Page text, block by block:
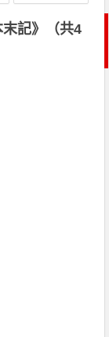
記》（共4